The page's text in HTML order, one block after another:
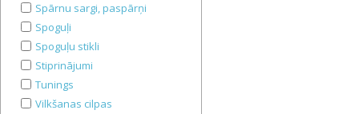
Spārnu sargi, paspārņi
Spoguļi
Spoguļu stikli
Stiprinājumi
Tunings
Vilkšanas cilpas